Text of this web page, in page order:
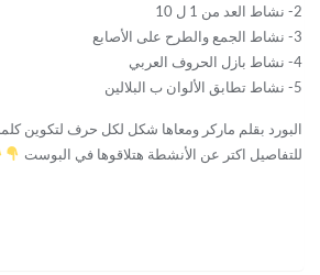
2- نشاط العد من 1 ل 10
3- نشاط الجمع والطرح على الأصابع
4- نشاط بازل الحروف العربي
5- نشاط تطابق الألوان ب البلالين
البورد بقلم ماركر ومعاها شكل لكل حرف لتكوين
للتفاصيل اكتر عن الأنشطة هتلاقوها في البوست